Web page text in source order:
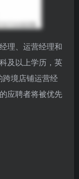
理、运营经理和
及以上学历，英
境店铺运营经
应聘者将被优先